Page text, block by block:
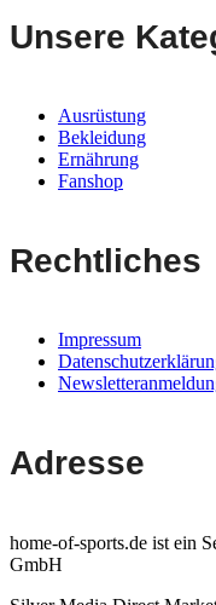
Unsere
Ausrüstung
Bekleidung
Ernährung
Fanshop
Rechtliches
Impressum
Adresse
home-of-sports.de ist ein
GmbH